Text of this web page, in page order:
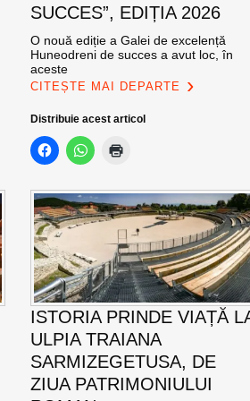
SUCCES”, EDIȚIA 2026
O nouă ediție a Galei de excelență
Huneodreni de succes a avut loc, în
aceste
CITEȘTE MAI DEPARTE
Distribuie acest articol
ISTORIA PRINDE VIAȚĂ
ULPIA TRAIANA
SARMIZEGETUSA, DE
ZIUA PATRIMONIULUI